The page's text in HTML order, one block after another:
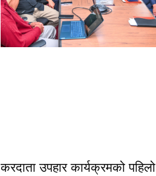
करदाता उपहार कार्यक्रमको पहिलो